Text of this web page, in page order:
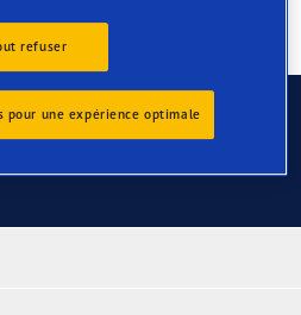
refuser
pour une expérience optimale